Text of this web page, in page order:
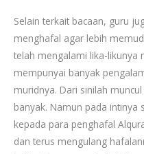
Selain terkait bacaan, guru
menghafal agar lebih
telah mengalami lika-likunya
mempunyai banyak
muridnya. Dari sinilah
banyak. Namun pada
kepada para penghafal
dan terus mengulang